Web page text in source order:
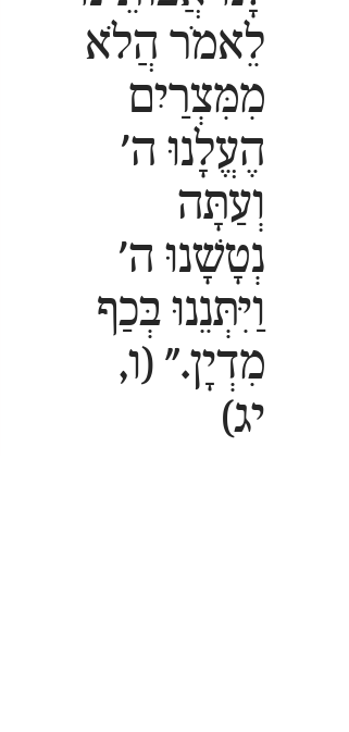
לֵאמֹר הֲלֹא
מִמִּצְרַיִם
הֶעֱלָנוּ ה'
וְעַתָּה
נְטָשָׁנוּ ה'
וַיִּתְּנֵנוּ בְּכַף
מִדְיָן." (ו,
יג)